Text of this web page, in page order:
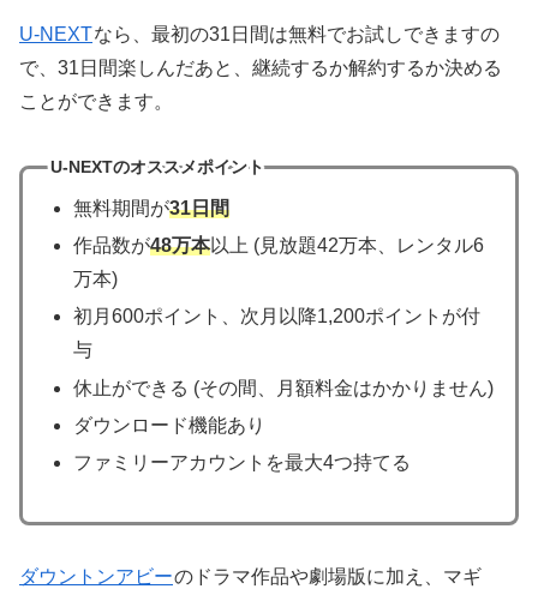
U-NEXTなら、最初の31日間は無料でお試しできますの
で、31日間楽しんだあと、継続するか解約するか決める
ことができます。
U-NEXTのオススメポイント
無料期間が31日間
作品数が48万本以上 (見放題42万本、レンタル6
万本)
初月600ポイント、次月以降1,200ポイントが付
与
休止ができる (その間、月額料金はかかりません)
ダウンロード機能あり
ファミリーアカウントを最大4つ持てる
ダウントンアビーのドラマ作品や劇場版に加え、マギ